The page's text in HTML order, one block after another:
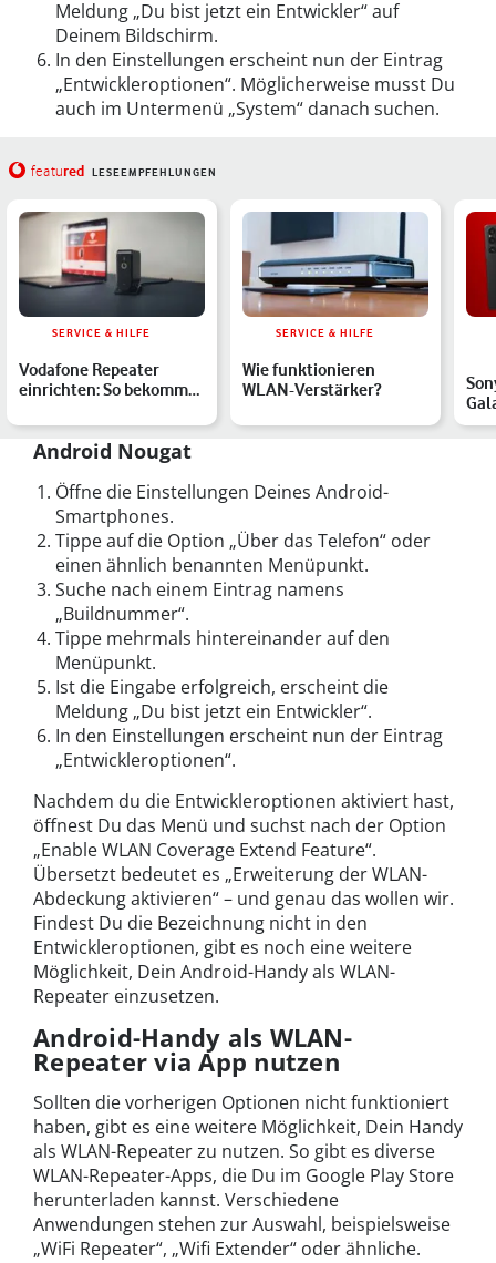
Meldung „Du bist jetzt ein Entwickler“ auf
Deinem Bildschirm.
In den Einstellungen erscheint nun der Eintrag
„Entwickleroptionen“. Möglicherweise musst Du
auch im Untermenü „System“ danach suchen.
featured LESEEMPFEHLUNGEN
SERVICE & HILFE
Vodafone Repeater
einrichten: So bekommst
WL…
SERVICE & HILFE
Wie funktionieren
WLAN-Verstärker?
Android Nougat
Öffne die Einstellungen Deines Android-
Smartphones.
Tippe auf die Option „Über das Telefon“ oder
einen ähnlich benannten Menüpunkt.
Suche nach einem Eintrag namens
„Buildnummer“.
Tippe mehrmals hintereinander auf den
Menüpunkt.
Ist die Eingabe erfolgreich, erscheint die
Meldung „Du bist jetzt ein Entwickler“.
In den Einstellungen erscheint nun der Eintrag
„Entwickleroptionen“.
Nachdem du die Entwickleroptionen aktiviert hast,
öffnest Du das Menü und suchst nach der Option
„Enable WLAN Coverage Extend Feature“.
Übersetzt bedeutet es „Erweiterung der WLAN-
Abdeckung aktivieren“ – und genau das wollen wir.
Findest Du die Bezeichnung nicht in den
Entwickleroptionen, gibt es noch eine weitere
Möglichkeit, Dein Android-Handy als WLAN-
Repeater einzusetzen.
Android-Handy als WLAN-
Repeater via App nutzen
Sollten die vorherigen Optionen nicht funktioniert
haben, gibt es eine weitere Möglichkeit, Dein Handy
als WLAN-Repeater zu nutzen. So gibt es diverse
WLAN-Repeater-Apps, die Du im Google Play Store
herunterladen kannst. Verschiedene
Anwendungen stehen zur Auswahl, beispielsweise
„WiFi Repeater“, „Wifi Extender“ oder ähnliche.